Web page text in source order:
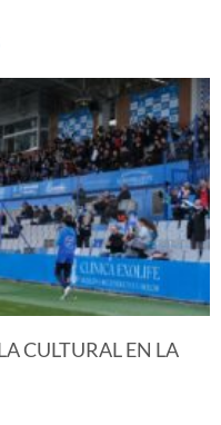
CULTURAL EN LA